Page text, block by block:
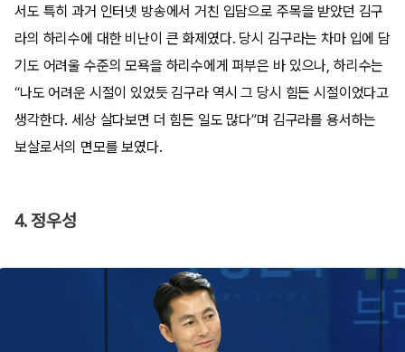
서도 특히 과거 인터넷 방송에서 거친 입담으로 주목을 받았던 김구
라의 하리수에 대한 비난이 큰 화제였다. 당시 김구라는 차마 입에 담
기도 어려울 수준의 모욕을 하리수에게 퍼부은 바 있으나, 하리수는
“나도 어려운 시절이 있었듯 김구라 역시 그 당시 힘든 시절이었다고
생각한다. 세상 살다보면 더 힘든 일도 많다”며 김구라를 용서하는
보살로서의 면모를 보였다.
4. 정우성